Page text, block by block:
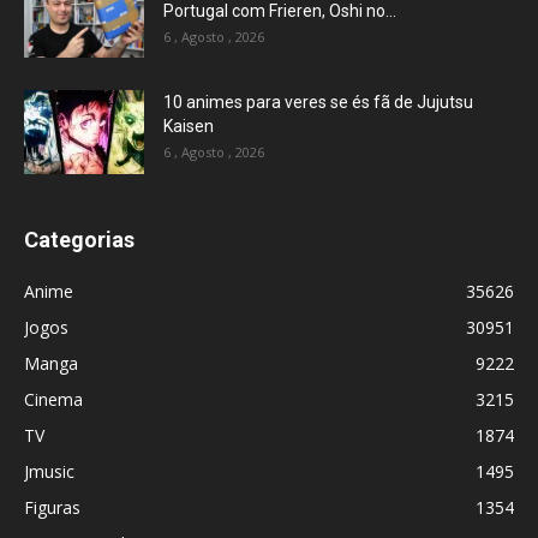
Portugal com Frieren, Oshi no...
6 , Agosto , 2026
10 animes para veres se és fã de Jujutsu
Kaisen
6 , Agosto , 2026
Categorias
Anime
35626
Jogos
30951
Manga
9222
Cinema
3215
TV
1874
Jmusic
1495
Figuras
1354